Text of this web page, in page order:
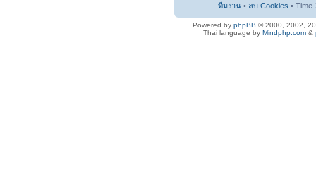
ทีมงาน • ลบ Cookies •
Powered by phpBB © 2000, 2002,
Thai language by Mindphp.com &